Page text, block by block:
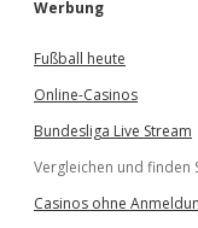
Werbung
Fußball heute
Online-Casinos
Bundesliga Live Stream
Vergleichen und finden
Casinos ohne